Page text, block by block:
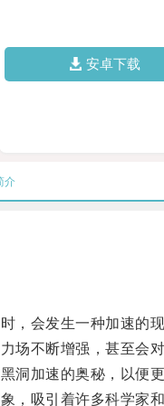
安卓下载
介
会发生一种加速的现
不断增强，甚至会对
加速的奥秘，以便更
吸引着许多科学家和